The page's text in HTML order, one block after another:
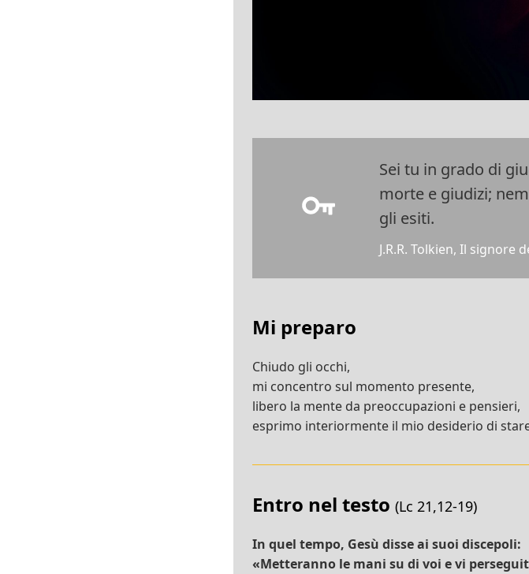
Sei tu in grado di
morte e giudizi;
gli esiti.
J.R.R. Tolkien, Il signore
Mi preparo
Chiudo gli occhi,
mi concentro sul momento presente,
libero la mente da preoccupazioni e pensieri,
esprimo interiormente il mio desiderio di
Entro nel testo (Lc 21,12-19)
In quel tempo, Gesù disse ai suoi discepoli:
«Metteranno le mani su di voi e vi